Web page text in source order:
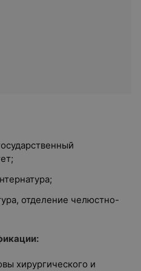
отделение челюстно-
хирургического и